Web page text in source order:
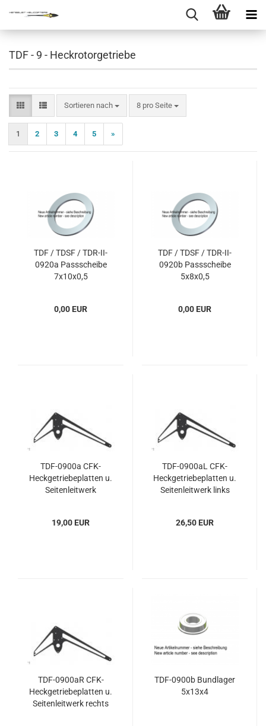
TDF - 9 - Heckrotorgetriebe
Sortieren nach
Sortieren nach 8 pro Seite
pro Seite
1 2 3 4 5 »
TDF / TDSF / TDR-II-
0920a Passscheibe
7x10x0,5
0,00 EUR
TDF / TDSF / TDR-II-
0920b Passscheibe
5x8x0,5
0,00 EUR
TDF-0900a CFK-
Heckgetriebeplatten u.
Seitenleitwerk
19,00 EUR
TDF-0900aL CFK-
Heckgetriebeplatten u.
Seitenleitwerk links
26,50 EUR
TDF-0900aR CFK-
Heckgetriebeplatten u.
Seitenleitwerk rechts
TDF-0900b Bundlager
5x13x4